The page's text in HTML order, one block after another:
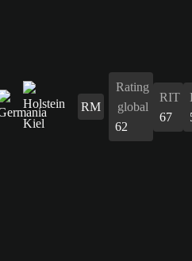
RM
Rating
global
62
RIT
67